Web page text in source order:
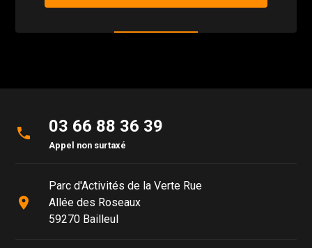
phone 03 66 88 36 39
Appel non surtaxé
place
Parc d'Activités de la Verte Rue
Allée des Roseaux
59270 Bailleul